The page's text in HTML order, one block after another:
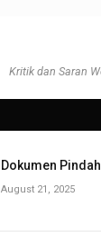
Kritik dan Saran
Dokumen
August 21, 2025